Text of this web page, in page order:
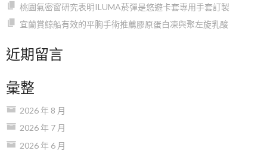
桃園氣密窗研究表明ILUMA菸彈是悠遊卡套專用手套訂製
宜蘭賞鯨船有效的平胸手術推薦膠原蛋白凍與聚左旋乳酸
近期留言
彙整
2026 年 8 月
2026 年 7 月
2026 年 6 月